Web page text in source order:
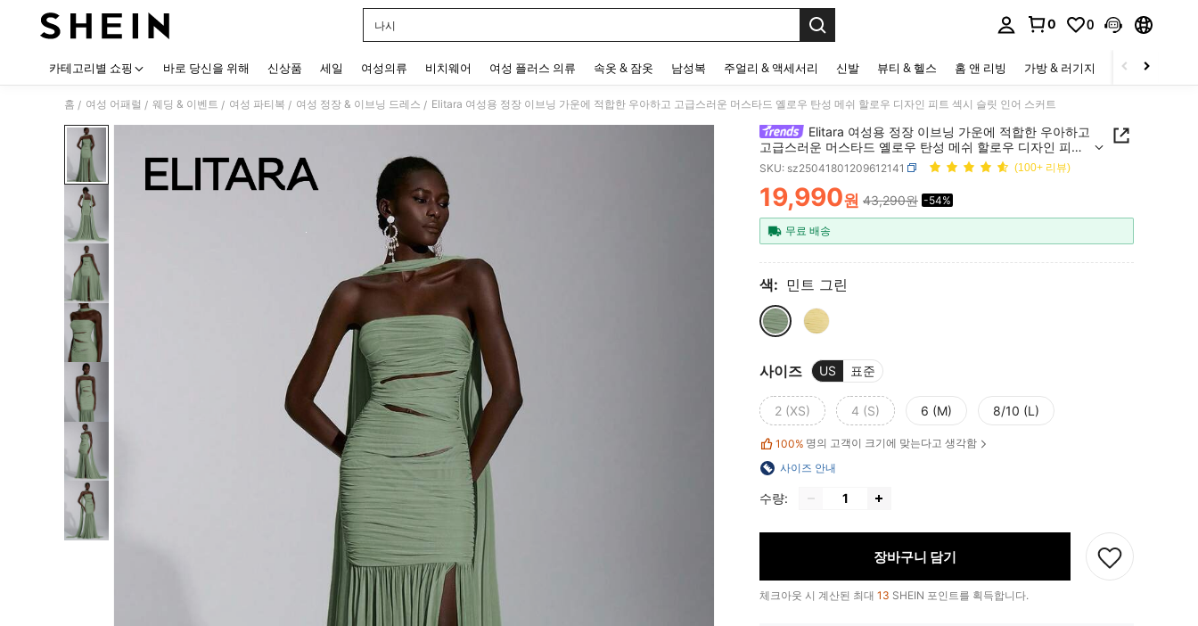
나시
0 0
카테고리별 쇼핑 바로 당신을 위해 신상품 세일 여성의류 비치웨어 여성 플러스 의류 속옷 & 잠옷 남성복 주얼리 & 액세서리 신발 뷰티 & 헬스 홈 앤 리빙 가방 & 러기지 스포츠 & 아웃
홈 / 여성 어패럴 / 웨딩 & 이벤트 / 여성 파티복 / 여성 정장 & 이브닝 드레스 / Elitara 여성용 정장 이브닝 가운에 적합한 우아하고 고급스러운 머스타드 옐로우 탄성 메쉬 할로우 디자인 피트 섹시 슬릿 인어 스커트
Elitara 여성용 정장 이브닝 가운에 적합한 우아하고
고급스러운 머스타드 옐로우 탄성 메쉬 할로우 디자인 피트
섹시 슬릿 인어 스커트
SKU: sz25041801209612141 (100+ 리뷰)
PRICE AND AVAILABILITY
19,990원 43,290원 -54%
무료 배송
색: 민트 그린
사이즈 US 표준
2 (XS) 4 (S) 6 (M) 8/10 (L)
100% 명의 고객이 크기에 맞는다고 생각함
사이즈 안내
수량:
장바구니 담기
체크아웃 시 계산된 최대 13 SHEIN 포인트를 획득합니다.